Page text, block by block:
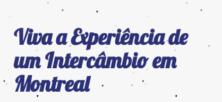
Viva a Experiência de
um Intercâmbio em
Montreal